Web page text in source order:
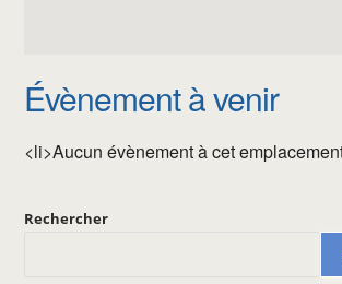
Évènement à venir
<li>Aucun évènement à cet
Rechercher